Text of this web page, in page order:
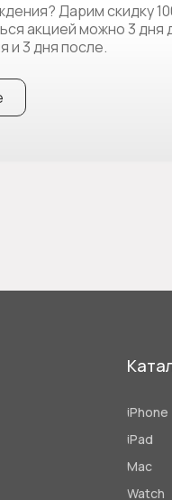
Дарим скидку
акцией можно 3 дня
и 3 дня после.
iPhone
iPad
Mac
Watch